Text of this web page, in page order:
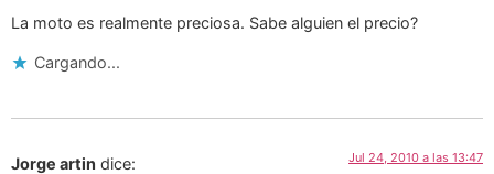
La moto es realmente preciosa. Sabe alguien el precio?
Cargando...
Jorge artin dice: Jul 24, 2010 a las 13:47